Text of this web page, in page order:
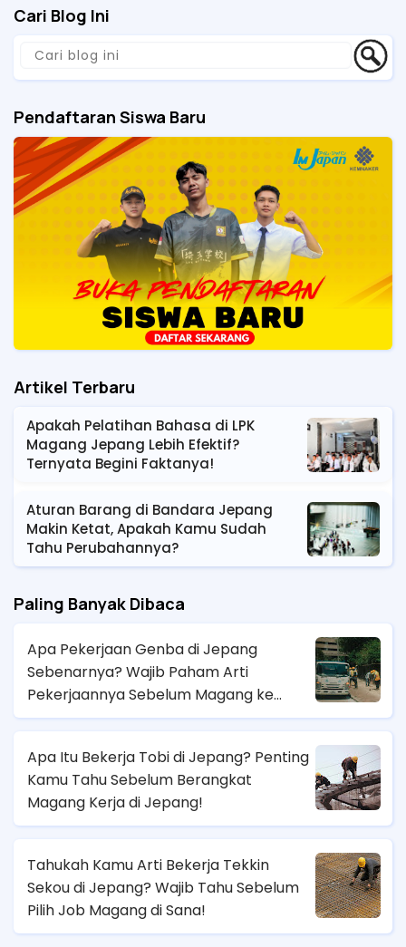
Cari Blog Ini
Pendaftaran Siswa Baru
Artikel Terbaru
Apakah Pelatihan Bahasa di LPK
Magang Jepang Lebih Efektif?
Ternyata Begini Faktanya!
Aturan Barang di Bandara Jepang
Makin Ketat, Apakah Kamu Sudah
Tahu Perubahannya?
Paling Banyak Dibaca
Apa Pekerjaan Genba di Jepang
Sebenarnya? Wajib Paham Arti
Pekerjaannya Sebelum Magang ke
Sana!
Apa Itu Bekerja Tobi di Jepang? Penting
Kamu Tahu Sebelum Berangkat
Magang Kerja di Jepang!
Tahukah Kamu Arti Bekerja Tekkin
Sekou di Jepang? Wajib Tahu Sebelum
Pilih Job Magang di Sana!